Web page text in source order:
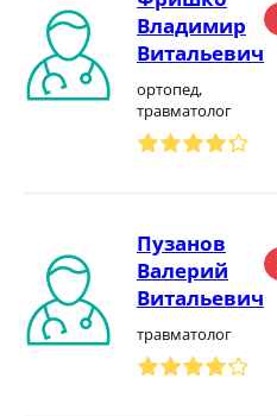
Владимир
Витальевич
ортопед,
травматолог
Пузанов
Валерий
Витальевич
травматолог